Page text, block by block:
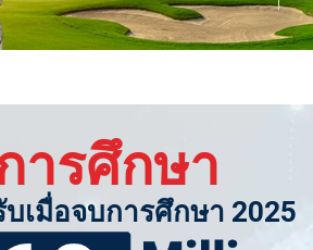
ารศึกษา
เมื่อจบการศึกษา 2025